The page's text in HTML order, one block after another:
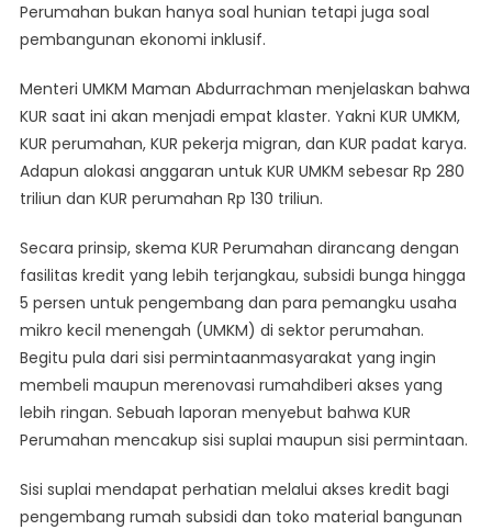
Perumahan bukan hanya soal hunian tetapi juga soal
pembangunan ekonomi inklusif.
Menteri UMKM Maman Abdurrachman menjelaskan bahwa
KUR saat ini akan menjadi empat klaster. Yakni KUR UMKM,
KUR perumahan, KUR pekerja migran, dan KUR padat karya.
Adapun alokasi anggaran untuk KUR UMKM sebesar Rp 280
triliun dan KUR perumahan Rp 130 triliun.
Secara prinsip, skema KUR Perumahan dirancang dengan
fasilitas kredit yang lebih terjangkau, subsidi bunga hingga
5 persen untuk pengembang dan para pemangku usaha
mikro kecil menengah (UMKM) di sektor perumahan.
Begitu pula dari sisi permintaanmasyarakat yang ingin
membeli maupun merenovasi rumahdiberi akses yang
lebih ringan. Sebuah laporan menyebut bahwa KUR
Perumahan mencakup sisi suplai maupun sisi permintaan.
Sisi suplai mendapat perhatian melalui akses kredit bagi
pengembang rumah subsidi dan toko material bangunan